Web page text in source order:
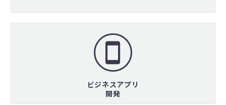
ビジネスアプリ
開発